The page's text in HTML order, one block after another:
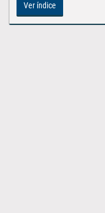
Ver índice